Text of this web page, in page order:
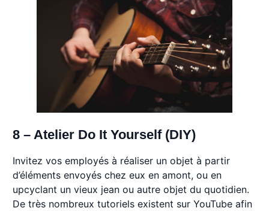
8 – Atelier Do It Yourself (DIY)
Invitez vos employés à réaliser un objet à partir
d’éléments envoyés chez eux en amont, ou en
upcyclant un vieux jean ou autre objet du quotidien.
De très nombreux tutoriels existent sur YouTube afin